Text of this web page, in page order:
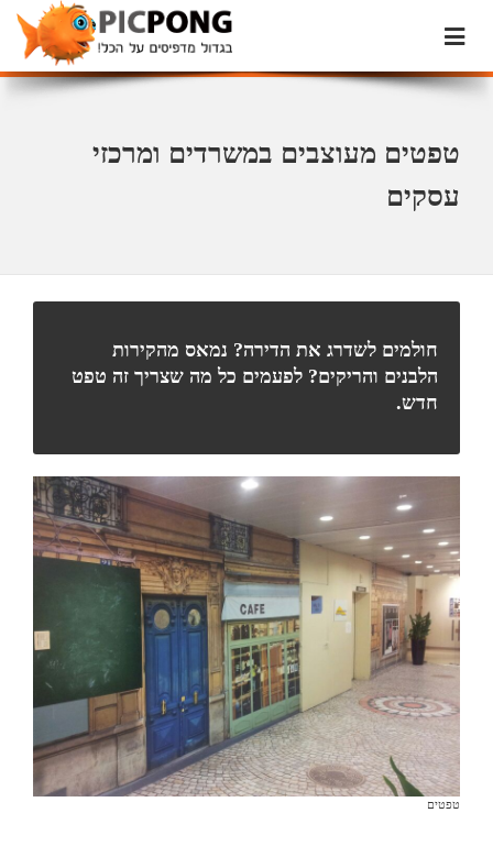
טפטים מעוצבים במשרדים ומרכזי
עסקים
חולמים לשדרג את הדירה? נמאס מהקירות
הלבנים והריקים? לפעמים כל מה שצריך זה טפט
חדש.
טפטים